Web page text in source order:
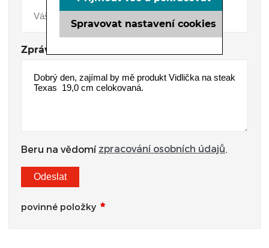
Zpráva
Beru na vědomí zpracování osobních údajů
Odeslat
povinné položky
Spravovat nastavení cookies